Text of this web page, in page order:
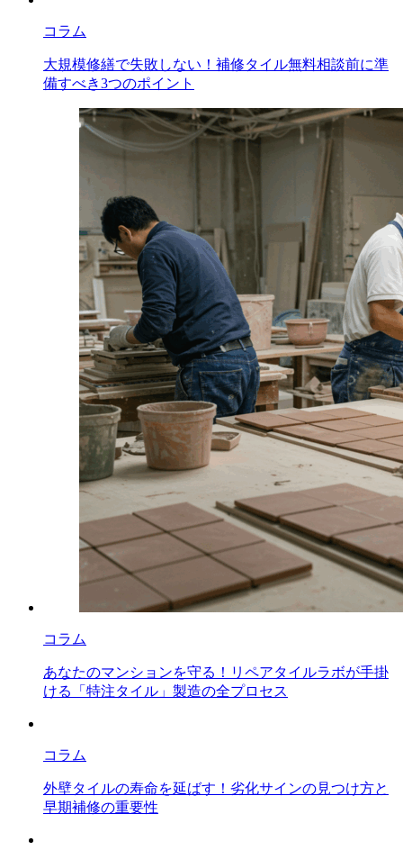
コラム
大規模修繕で失敗しない！補修タイル無料相談前に準
備すべき3つのポイント
コラム
あなたのマンションを守る！リペアタイルラボが手掛
ける「特注タイル」製造の全プロセス
コラム
外壁タイルの寿命を延ばす！劣化サインの見つけ方と
早期補修の重要性